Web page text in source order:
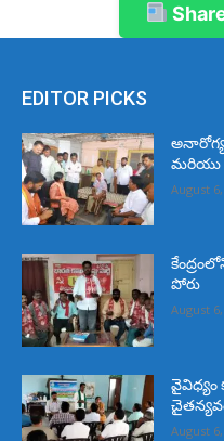
EDITOR PICKS
మరియు
August
పోరు
August
వైవిధ్యం
August